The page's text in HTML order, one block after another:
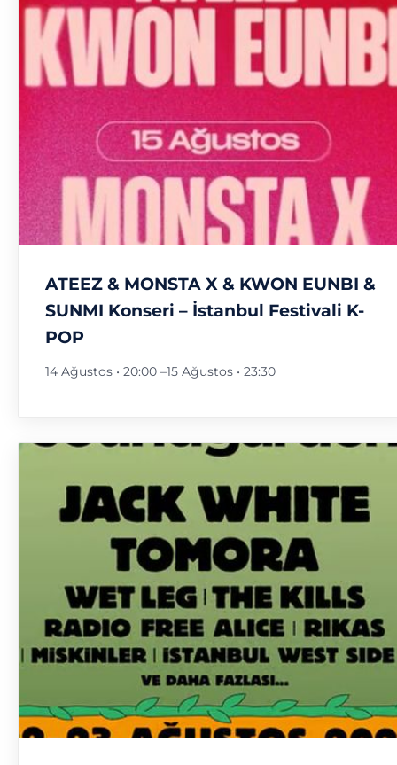
ATEEZ & MONSTA X & KWON EUNBI &
SUNMI Konseri – İstanbul Festivali K-
POP
14 Ağustos • 20:00 –15 Ağustos • 23:30